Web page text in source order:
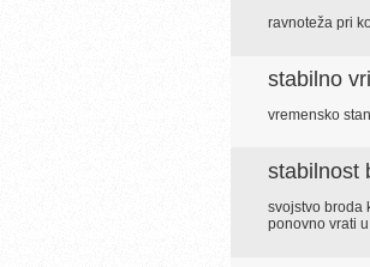
ravnoteža pri
stabilno
vremensko
stabilnost
svojstvo broda
ponovno vrati